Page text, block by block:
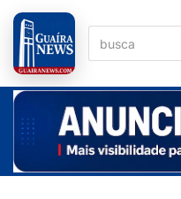
Pular
para
o
conteúdo